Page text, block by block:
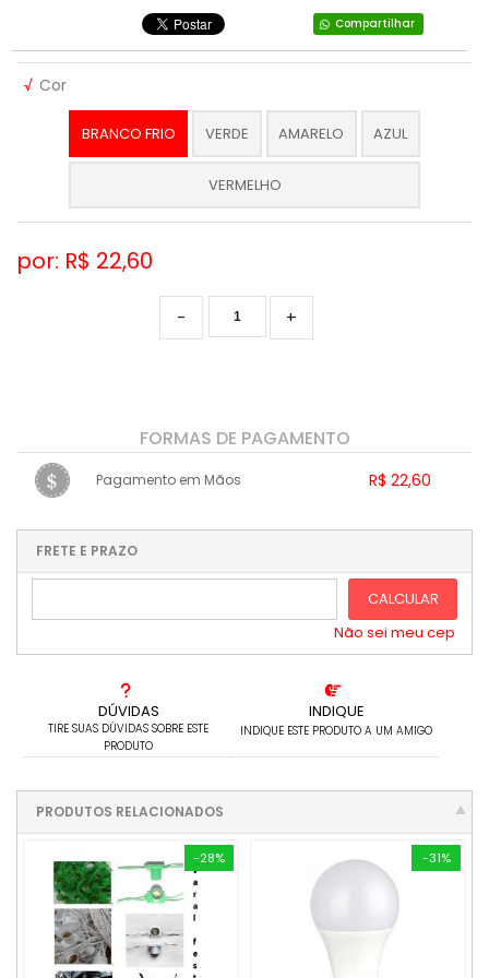
Compartilhar
√ Cor
BRANCO FRIO VERDE AMARELO AZUL
VERMELHO
DÚVIDAS
TIRE SUAS DÚVIDAS SOBRE ESTE
PRODUTO
INDIQUE
INDIQUE ESTE PRODUTO A UM AMIGO
por: R$ 22,60
+
-
FORMAS DE PAGAMENTO
Pagamento em Mãos R$ 22,60
...
....
FRETE E PRAZO
CALCULAR
Não sei meu cep
PRODUTOS RELACIONADOS
-28% -31%